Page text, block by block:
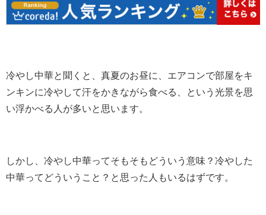
冷やし中華と聞くと、真夏のお昼に、エアコンで部屋をキ
ンキンに冷やして汗をかきながら食べる、という光景を思
い浮かべる人が多いと思います。
しかし、冷やし中華ってそもそもどういう意味？冷やした
中華ってどういうこと？と思った人もいるはずです。